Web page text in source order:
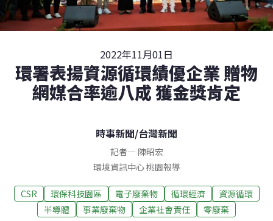
2022年11月01日
環署表揚資源循環績優企業 贈物
網媒合率逾八成 獲金獎肯定
時事新聞/台灣新聞
記者— 陳昭宏
環境資訊中心桃園報導
CSR 環保科技園區 電子廢棄物 循環經濟
資源循環
半導體
事業廢棄物 企業社會責任 零廢棄